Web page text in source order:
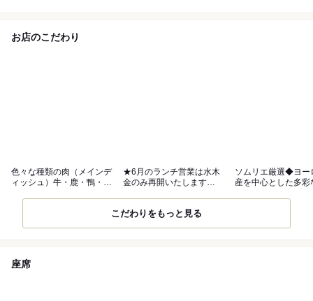
お店のこだわり
色々な種類の肉（メインデ
ィッシュ）牛・鹿・鴨・
★6月のランチ営業は水木
金のみ再開いたします
ソムリエ厳選◆ヨー
産を中心とした多彩
こだわりをもっと見る
座席